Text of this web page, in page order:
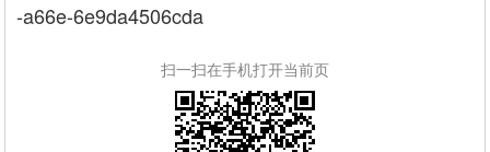
-a66e-6e9da4506cda
扫一扫在手机打开当前页